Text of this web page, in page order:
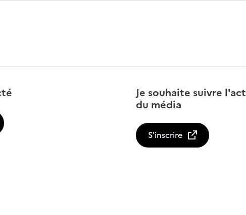
Je souhaite suivre
du média
S'inscrire